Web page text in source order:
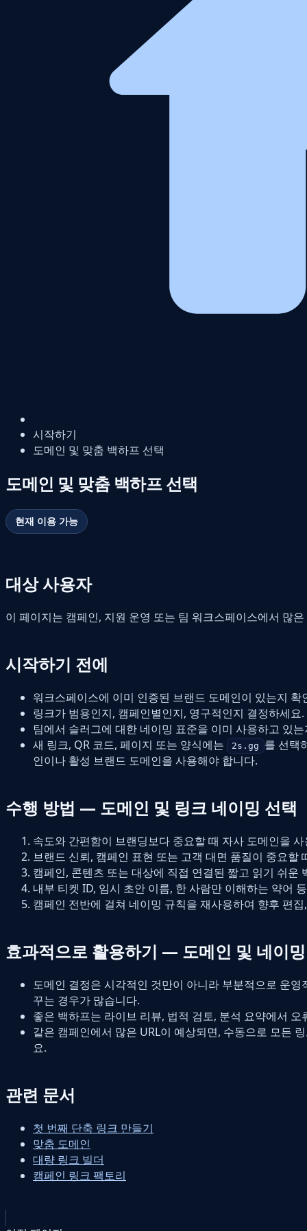
시작하기
도메인 및 맞춤 백하프 선택
도메인 및 맞춤 백하프 선택
현재 이용 가능
대상 사용자
이 페이지는 캠페인, 지원 운영 또는 팀 워크스페이스에서 많
시작하기 전에
워크스페이스에 이미 인증된 브랜드 도메인이 있는지 확
링크가 범용인지, 캠페인별인지, 영구적인지 결정하세요.
팀에서 슬러그에 대한 네이밍 표준을 이미 사용하고 있
새 링크, QR 코드, 페이지 또는 양식에는
2s.gg 를 선택
인이나 활성 브랜드 도메인을 사용해야 합니다.
수행 방법 — 도메인 및 링크 네이밍 선택
속도와 간편함이 브랜딩보다 중요할 때 자사 도메인을
브랜드 신뢰, 캠페인 표현 또는 고객 대면 품질이 중요할
캠페인, 콘텐츠 또는 대상에 직접 연결된 짧고 읽기 쉬운
내부 티켓 ID, 임시 초안 이름, 한 사람만 이해하는 약어
캠페인 전반에 걸쳐 네이밍 규칙을 재사용하여 향후 편
효과적으로 활용하기 — 도메인 및 네이
도메인 결정은 시각적인 것만이 아니라 부분적으로 운
꾸는 경우가 많습니다.
좋은 백하프는 라이브 리뷰, 법적 검토, 분석 요약에서
같은 캠페인에서 많은 URL이 예상되면, 수동으로 모든
요.
관련 문서
첫 번째 단축 링크 만들기
맞춤 도메인
대량 링크 빌더
캠페인 링크 팩토리